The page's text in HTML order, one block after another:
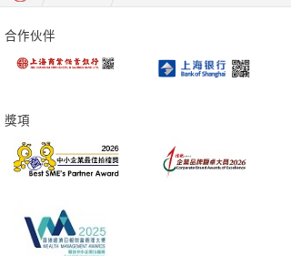
合作伙伴
獎項